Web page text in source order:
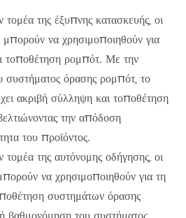
της έξυπνης κατασκευής, οι
να χρησιμοποιηθούν για
τοποθέτηση ρομπότ. Με την
συστήματος όρασης ρομπότ, το
ακριβή σύλληψη και τοποθέτηση
την απόδοση
του προϊόντος.
της αυτόνομης οδήγησης, οι
να χρησιμοποιηθούν για τη
συστημάτων όρασης